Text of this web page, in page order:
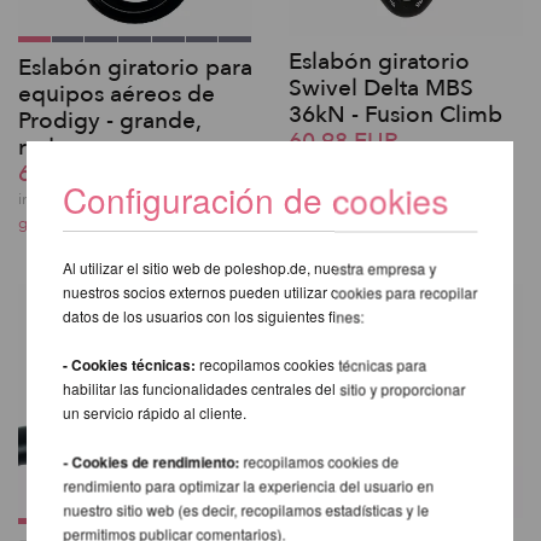
Eslabón giratorio para
equipos aéreos de
Prodigy - grande,
redon
60,98 EUR
incl. 23 % I.V.A. exkl.
gastos de envio
Eslabón giratorio
Swivel Delta MBS
36kN - Fusion Climb
60,98 EUR
gastos de envio
Configuración de cookies
Al utilizar el sitio web de poleshop.de, nuestra empresa y
nuestros socios externos pueden utilizar cookies para recopilar
datos de los usuarios con los siguientes fines:
- Cookies técnicas:recopilamos cookies técnicas para
habilitar las funcionalidades centrales del sitio y proporcionar
un servicio rápido al cliente.
- Cookies de rendimiento: recopilamos cookies de
rendimiento para optimizar la experiencia del usuario en
nuestro sitio web (es decir, recopilamos estadísticas y le
permitimos publicar comentarios).